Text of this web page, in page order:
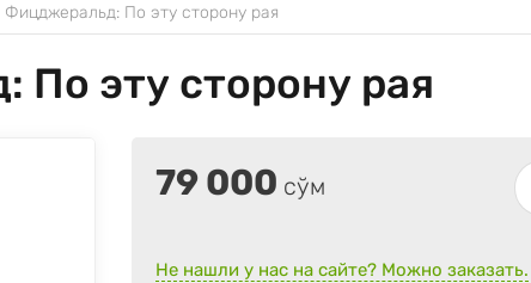
По эту сторону рая
эту сторону рая
79 000 сўм
Не нашли у нас на сайте? Можно заказать.